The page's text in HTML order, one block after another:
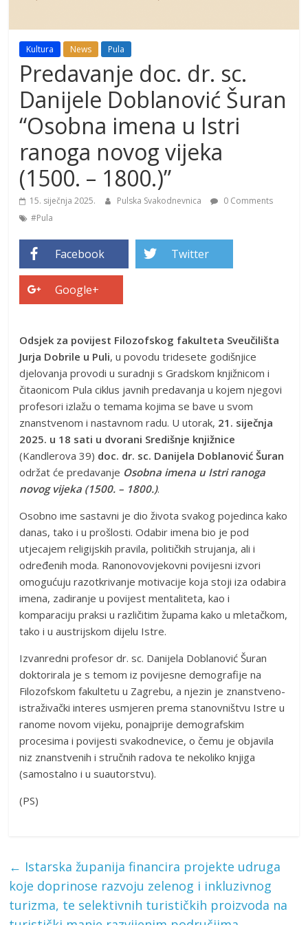
Kultura News Pula
Predavanje doc. dr. sc.
Danijele Doblanović Šuran
“Osobna imena u Istri
ranoga novog vijeka
(1500. – 1800.)”
15. siječnja 2025. Pulska Svakodnevnica
0 Comments
#Pula
Facebook Twitter
Google+
Odsjek za povijest Filozofskog fakulteta Sveučilišta
Jurja Dobrile u Puli, u povodu tridesete godišnjice
djelovanja provodi u suradnji s Gradskom knjižnicom i
čitaonicom Pula ciklus javnih predavanja u kojem njegovi
profesori izlažu o temama kojima se bave u svom
znanstvenom i nastavnom radu. U utorak, 21. siječnja
2025. u 18 sati u dvorani Središnje knjižnice
(Kandlerova 39) doc. dr. sc. Danijela Doblanović Šuran
održat će predavanje Osobna imena u Istri ranoga
novog vijeka (1500. – 1800.).
Osobno ime sastavni je dio života svakog pojedinca kako
danas, tako i u prošlosti. Odabir imena bio je pod
utjecajem religijskih pravila, političkih strujanja, ali i
određenih moda. Ranonovovjekovni povijesni izvori
omogućuju razotkrivanje motivacije koja stoji iza odabira
imena, zadiranje u povijest mentaliteta, kao i
komparaciju praksi u različitim župama kako u mletačkom,
tako i u austrijskom dijelu Istre.
Izvanredni profesor dr. sc. Danijela Doblanović Šuran
doktorirala je s temom iz povijesne demografije na
Filozofskom fakultetu u Zagrebu, a njezin je znanstveno-
istraživački interes usmjeren prema stanovništvu Istre u
ranome novom vijeku, ponajprije demografskim
procesima i povijesti svakodnevice, o čemu je objavila
niz znanstvenih i stručnih radova te nekoliko knjiga
(samostalno i u suautorstvu).
(PS)
← Istarska županija financira projekte udruga
koje doprinose razvoju zelenog i inkluzivnog
turizma, te selektivnih turističkih proizvoda na